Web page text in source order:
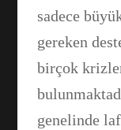
sadece
gereken
birçok
genelinde